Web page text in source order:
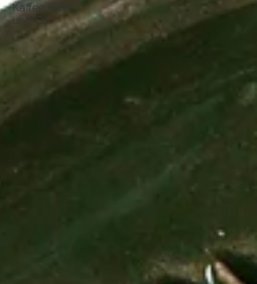
Kaffee, Tee
und Co.